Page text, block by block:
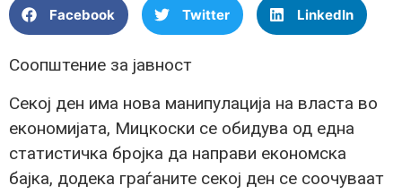
Facebook Twitter LinkedIn
Соопштение за јавност
Секој ден има нова манипулација на власта во
економијата, Мицкоски се обидува од една
статистичка бројка да направи економска
бајка, додека граѓаните секој ден се соочуваат